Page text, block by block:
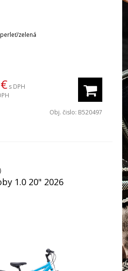
zelená
€ s DPH
Obj. čislo: B520497
1.0 20" 2026